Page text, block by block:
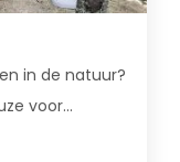
in de natuur?
voor...